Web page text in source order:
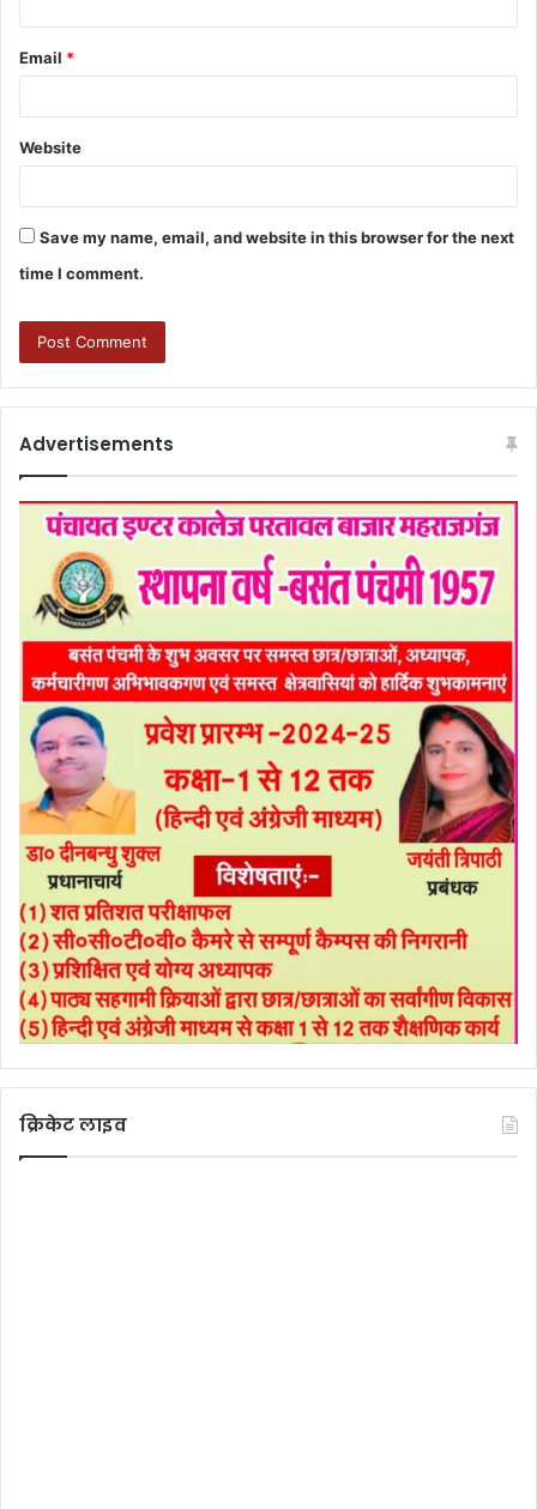
Email *
Website
Save my name, email, and website in this browser for the next
time I comment.
Advertisements
क्रिकेट लाइव